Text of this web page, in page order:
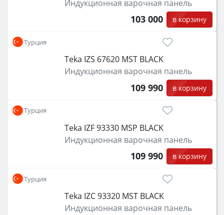
Индукционная варочная панель
103 000 в корзину
Турция
Teka IZS 67620 MST BLACK
Индукционная варочная панель
109 990 в корзину
Турция
Teka IZF 93330 MSP BLACK
Индукционная варочная панель
109 990 в корзину
Турция
Teka IZC 93320 MST BLACK
Индукционная варочная панель